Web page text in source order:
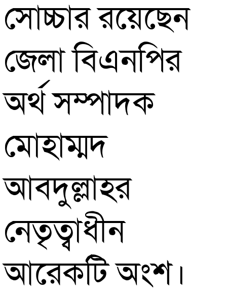
সোচ্চার রয়েছেন
জেলা বিএনপির
অর্থ সম্পাদক
মোহাম্মদ
আবদুল্লাহর
নেতৃত্বাধীন
আরেকটি অংশ।